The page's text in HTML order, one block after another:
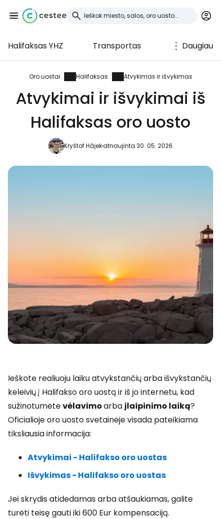
Halifaksas YHZ Transportas Daugiau
Oro uostai Halifaksas Atvykimas ir išvykimas
Atvykimai ir išvykimai iš
Halifaksas oro uosto
Kryštof Hájekatnaujinta 30. 05. 2026
Ieškote realiuoju laiku atvykstančių arba išvykstančių
keleivių į Halifakso oro uostą ir iš jo internetu, kad
sužinotumėtevėlavimoarbaįlaipinimo laiką?
Oficialioje oro uosto svetainėje visada pateikiama
tiksliausia informacija:
Atvykimai - Halifakso oro uostas
Išvykimas - Halifakso oro uostas
Jei skrydis atidedamas arba atšaukiamas, galite
turėti teisę gauti iki 600 Eur kompensaciją.
Prisijunkite prie
Cestee
... pasaulinė kelionių bendruomenė